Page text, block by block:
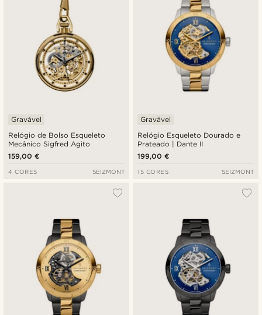
Relógio de Bolso Esqueleto
Mecânico Sigfred Agito
Gravável
159,00 €
4 CORES SEIZMONT
Relógio Esqueleto Dourado e
Prateado | Dante II
Gravável
199,00 €
15 CORES SEIZMONT